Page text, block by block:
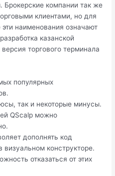
компании так же
клиентами, но для
наименования означают
казанской
торгового терминала
популярных
так и некоторые минусы.
QScalp можно
дополнять код
визуальном конструкторе.
отказаться от этих